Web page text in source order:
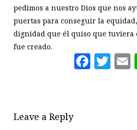
pedimos a nuestro Dios que nos
puertas para conseguir la
dignidad que él quiso que tuviera
fue creado.
Leave a Reply